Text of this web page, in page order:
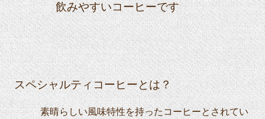
飲みやすいコーヒーです
スペシャルティコーヒーとは？
素晴らしい風味特性を持ったコーヒーとされてい